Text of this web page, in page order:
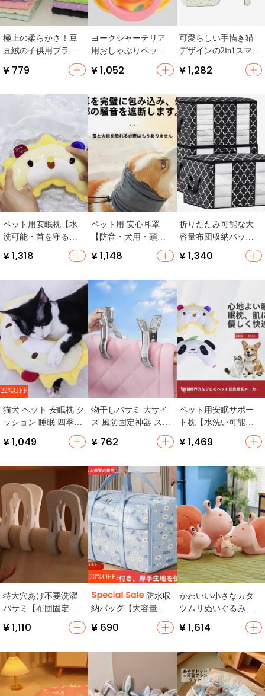
極上の柔らかさ！豆
豆絨の子供用ブラン
ケット＆ぬいぐるみ
【手作り用・寝具・
¥ 779
ヨークシャーテリア
用おしゃぶりペット
おもちゃ【小型犬・
生後数ヶ月・歯固
¥ 1,052
可愛らしい手描き猫
デザインの2in1スマホ
ケース【寝具スタイ
ル・iPhone対応】（セ
¥ 1,282
ペット用安眠枕【水
洗可能・首を守る・
¥ 1,318
ペット用 安心耳罩
【防音・犬用・頭
¥ 1,148
折りたたみ可能な大
容量布団収納バッグ
¥ 1,340
22%OFF
猫犬 ペット 安眠枕 ク
ッション 睡眠 四季通
用 洗濯可能 頸椎サポ
ート あご
¥ 1,049
物干しバサミ 大サイ
ズ 風防固定神器 ステ
ンレス 専用布団 シー
ツ 強力
¥ 762
ペット用安眠サポー
ト枕【水洗い可能・
四季対応・頸椎とア
ゴを守る】
¥ 1,469
特大穴あけ不要洗濯
バサミ【布団固定
用・家庭用・防風・
滑らない】
¥ 1,110
20%OFF
防水収
納バッグ【大容量・
衣類・布団整理用・
厚手・編み込みタイ
¥ 690
かわいい小さなカタ
ツムリぬいぐるみ
枕・誕生日プレゼン
¥ 1,614